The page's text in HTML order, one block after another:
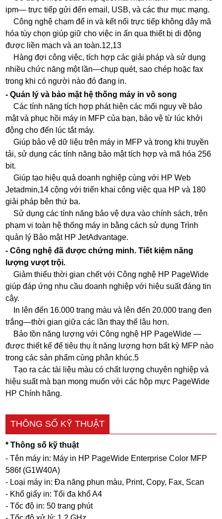
ipm— trực tiếp gửi đến email, USB, và các thư mục mạng.
Công nghệ chạm để in và kết nối trực tiếp không dây mã
hóa tùy chọn giúp giữ cho việc in ấn qua thiết bị di động
được liền mạch và an toàn.12,13
Hàng đợi công việc, tích hợp các giải pháp và sử dụng
nhiều chức năng một lần—chụp quét, sao chép hoặc fax
trong khi có người nào đó đang in.
- Quản lý và bảo mật hệ thống máy in vô song
Các tính năng tích hợp phát hiện các mối nguy về bảo
mật và phục hồi máy in MFP của bạn, bảo vệ từ lúc khởi
động cho đến lúc tắt máy.
Giúp bảo vệ dữ liệu trên máy in MFP và trong khi truyền
tải, sử dụng các tính năng bảo mật tích hợp và mã hóa 256
bit.
Giúp tạo hiệu quả doanh nghiệp cùng với HP Web
Jetadmin,14 cộng với triển khai công việc qua HP và 180
giải pháp bên thứ ba.
Sử dụng các tính năng bảo vệ dựa vào chính sách, trên
phạm vi toàn hệ thống máy in bằng cách sử dụng Trình
quản lý Bảo mật HP JetAdvantage.
- Công nghệ đã được chứng minh. Tiết kiệm năng
lượng vượt trội.
Giảm thiểu thời gian chết với Công nghệ HP PageWide
giúp đáp ứng nhu cầu doanh nghiệp với hiệu suất đáng tin
cậy.
In lên đến 16.000 trang màu và lên đến 20.000 trang đen
trắng—thời gian giữa các lần thay thế lâu hơn.
Bảo tồn năng lượng với Công nghệ HP PageWide —
được thiết kế để tiêu thụ ít năng lượng hơn bất kỳ MFP nào
trong các sản phẩm cùng phân khúc.5
Tạo ra các tài liệu màu có chất lượng chuyên nghiệp và
hiệu suất mà bạn mong muốn với các hộp mực PageWide
HP Chính hãng.
THÔNG SỐ KỸ THUẬT
* Thông số kỹ thuật
- Tên máy in: Máy in HP PageWide Enterprise Color MFP
586f (G1W40A)
- Loại máy in: Đa năng phun màu, Print, Copy, Fax, Scan
- Khổ giấy in: Tối đa khổ A4
- Tốc độ in: 50 trang phút